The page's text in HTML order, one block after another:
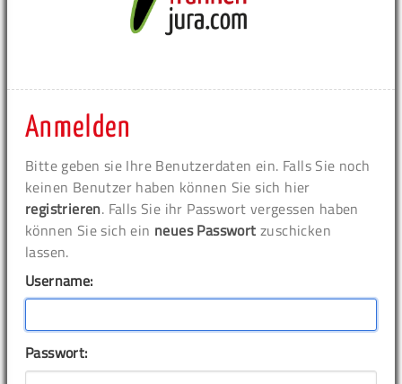
Anmelden
Bitte geben sie Ihre Benutzerdaten ein. Falls Sie noch
keinen Benutzer haben können Sie sich hier
registrieren. Falls Sie ihr Passwort vergessen haben
können Sie sich ein neues Passwort zuschicken
lassen.
Username:
Passwort: